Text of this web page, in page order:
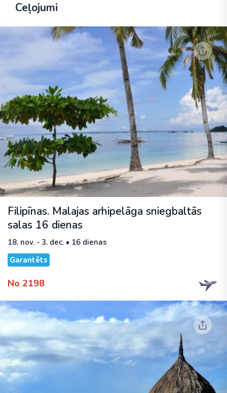
Ceļojumi
Filipīnas. Malajas arhipelāga sniegbaltās
salas 16 dienas
18. nov. - 3. dec. • 16 dienas
Garantēts
No 2198